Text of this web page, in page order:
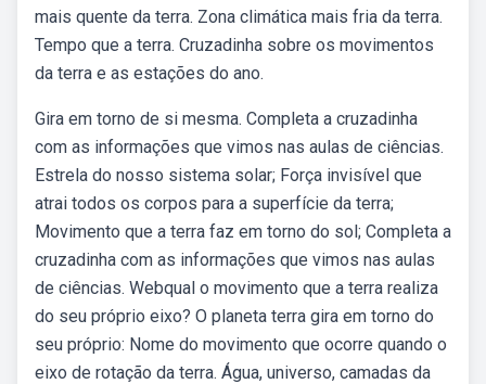
mais quente da terra. Zona climática mais fria da terra.
Tempo que a terra. Cruzadinha sobre os movimentos
da terra e as estações do ano.
Gira em torno de si mesma. Completa a cruzadinha
com as informações que vimos nas aulas de ciências.
Estrela do nosso sistema solar; Força invisível que
atrai todos os corpos para a superfície da terra;
Movimento que a terra faz em torno do sol; Completa a
cruzadinha com as informações que vimos nas aulas
de ciências. Webqual o movimento que a terra realiza
do seu próprio eixo? O planeta terra gira em torno do
seu próprio: Nome do movimento que ocorre quando o
eixo de rotação da terra. Água, universo, camadas da